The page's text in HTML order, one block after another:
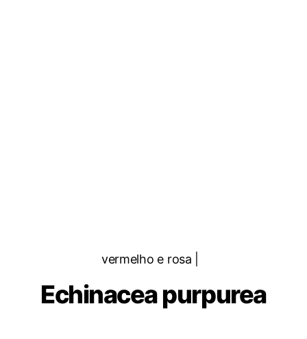
Categorias
vermelho e rosa |
Echinacea purpurea